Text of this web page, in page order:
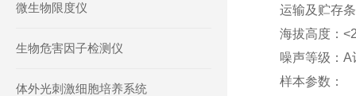
运输及贮存
海拔高度：
噪声等级：A
样本参数：
微生物限度仪
生物危害因子检测仪
体外光刺激细胞培养系统